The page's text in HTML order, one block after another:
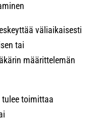
väliaikaisesti
tai
määrittelemän
toimittaa